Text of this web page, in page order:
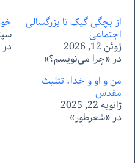
از بچگی گیک تا بزرگسالی
اجتماعی
ژوئن 12, 2026
در «چرا می‌نویسم؟»
من و او و خدا، تثلیث
مقدس
ژانویه 22, 2025
در «شعرطور»